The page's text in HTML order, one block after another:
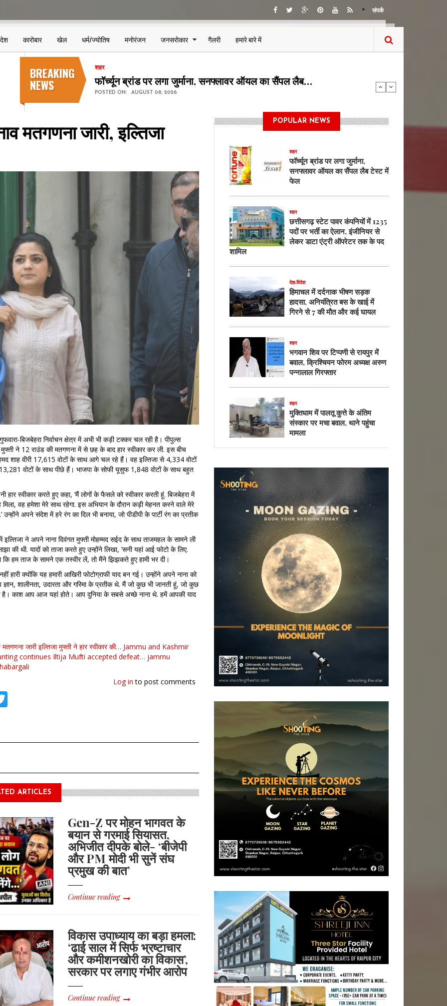
संपर्क
कारोबार खेल धर्म/ज्योतिष मनोरंजन जनसरोकार गैलरी हमारे बारे में
BREAKING
NEWS
शहर
छत्तीसगढ़ स्टेट पावर कंपनियों में 1235 पदों पर भर्ती का…
POSTED ON: AUGUST 08, 2026
मतगणना जारी, इल्तिजा
बिजबेहरा निर्वाचन क्षेत्र में अभी भी कड़ी टक्कर चल रही है। पीपुल्स
मुफ्ती ने 12 राउंड की मतगणना में से छह के बाद हार स्वीकार कर ली. इस बीच
शाह वीरी 17,615 वोटों के साथ आगे चल रहे हैं। वह इल्तिजा से 4,334 वोटों
वोटों के साथ पीछे हैं। भाजपा के सोफी यूसुफ 1,848 वोटों के साथ बहुत
हार स्वीकार करते हुए कहा, ‘मैं लोगों के फैसले को स्वीकार करती हूं. बिजबेहरा में
वह हमेशा मेरे साथ रहेगा. इस अभियान के दौरान कड़ी मेहनत करने वाले मेरे
उन्होंने अपने संदेश में हरे रंग का दिल भी बनाया, जो पीडीपी के पार्टी रंग का प्रतीक
इल्तिजा ने अपने नाना दिवंगत मुफ्ती मोहम्मद सईद के साथ ताजमहल के सामने ली
की थी. यादों को ताजा करते हुए उन्होंने लिखा, ‘सनी यहां आई फोटो के लिए.
हम ताज के सामने एक तस्वीर लें, तो मैंने झिझकते हुए हामी भर दी।
हारी क्योंकि यह हमारी आखिरी फोटोग्राफी याद बन गई। उन्होंने अपने नाना को
ज्ञान, शालीनता, उदारता और गरिमा के प्रतीक थे. मैं जो कुछ भी जानती हूं, जो कुछ
काश आप आज यहां होते। आप दुनिया के सबसे अच्छे नाना थे. हमें आपकी याद
जारी इल्तिजा मुफ्ती ने हार स्वीकार की… Jammu and Kashmir
continues Iltija Mufti accepted defeat… jammu
Log in to post comments
ARTICLES
Gen-Z पर मोहन भागवत के
बयान से गरमाई सियासत,
अभिजीत दीपके बोले- ‘बीजेपी
और PM मोदी भी सुनें संघ
प्रमुख की बात’
Continue reading
विकास उपाध्याय का बड़ा हमला:
‘ढाई साल में सिर्फ भ्रष्टाचार
और कमीशनखोरी का विकास’,
सरकार पर लगाए गंभीर आरोप
Continue reading
POPULAR NEWS
शहर
फॉर्च्यून ब्रांड पर लगा जुर्माना,
सनफ्लावर ऑयल का सैंपल लैब टेस्ट में
फेल
शहर
छत्तीसगढ़ स्टेट पावर कंपनियों में 1235
पदों पर भर्ती का ऐलान, इंजीनियर से
लेकर डाटा एंट्री ऑपरेटर तक के पद
शामिल
देश-विदेश
हिमाचल में दर्दनाक भीषण सड़क
हादसा, अनियंत्रित बस के खाई में
गिरने से 7 की मौत और कई घायल
शहर
भगवान शिव पर टिप्पणी से रायपुर में
बवाल, क्रिश्चियन फोरम अध्यक्ष अरुण
पन्नालाल गिरफ्तार
शहर
मुक्तिधाम में पालतू कुत्ते के अंतिम
संस्कार पर मचा बवाल, थाने पहुंचा
मामला